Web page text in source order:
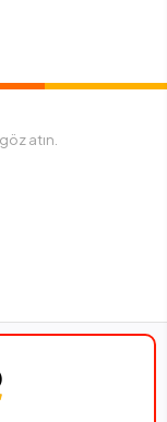
atın.